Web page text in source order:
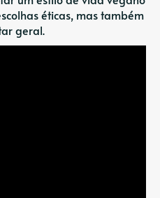
éticas, mas também
geral.